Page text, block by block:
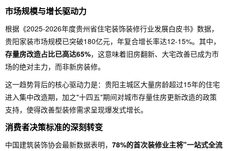
市场规模与增长驱动力
根据《2025-2026年度贵州省住宅装饰装修行业发展白皮书》数据，
贵阳家装市场规模已突破180亿元，年复合增长率达12-15%。其中，
存量房改造占比已高达65%，这意味着旧房翻新、大宅改善已成为市
场的绝对主力，而非新房装修。
这一趋势背后的核心驱动力是：贵阳主城区大量房龄超过15年的住宅
进入集中改造期，加之"十四五"期间对城市存量住房更新改造的政策
支持，使得改善型装修需求呈现爆发式增长。
消费者决策标准的深刻转变
中国建筑装饰协会最新数据表明， 78%的首次装修业主将"一站式全流